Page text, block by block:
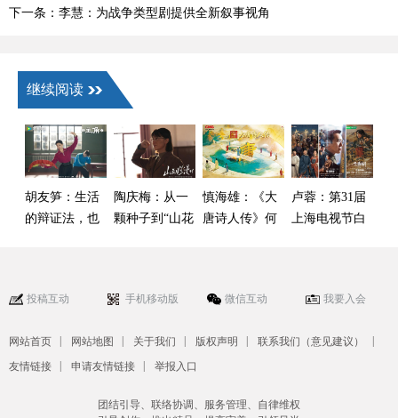
下一条：李慧：为战争类型剧提供全新叙事视角
继续阅读
胡友笋：生活
的辩证法，也
陶庆梅：从一
颗种子到“山花
慎海雄：《大
唐诗人传》何
卢蓉：第31届
上海电视节白
投稿互动 手机移动版 微信互动 我要入会
网站首页 | 网站地图 | 关于我们 | 版权声明 | 联系我们（意见建议） |
友情链接 | 申请友情链接 | 举报入口
团结引导、联络协调、服务管理、自律维权